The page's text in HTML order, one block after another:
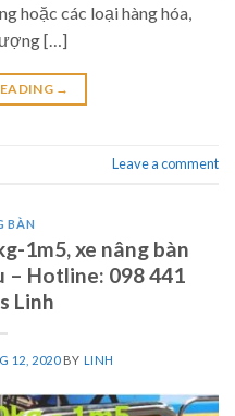
hoặc các loại hàng hóa,
[…]
→
Leave a comment
BÀN
1m5, xe nâng bàn
– Hotline: 098 441
Linh
12, 2020BY LINH